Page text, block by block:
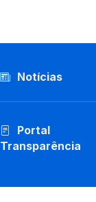
Notícias
Portal
Transparência